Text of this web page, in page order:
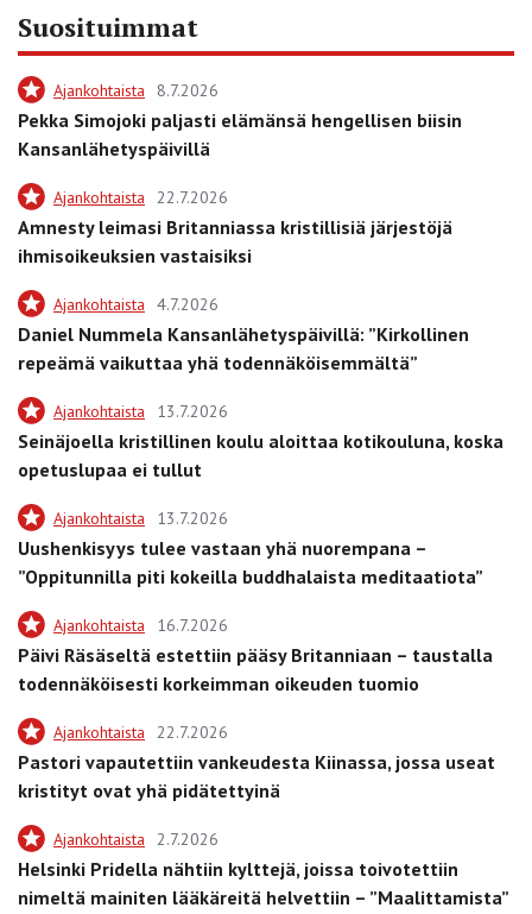
Suosituimmat
Ajankohtaista 8.7.2026
Pekka Simojoki paljasti elämänsä hengellisen biisin
Kansanlähetyspäivillä
Ajankohtaista 22.7.2026
Amnesty leimasi Britanniassa kristillisiä järjestöjä
ihmisoikeuksien vastaisiksi
Ajankohtaista 4.7.2026
Daniel Nummela Kansanlähetyspäivillä: ”Kirkollinen
repeämä vaikuttaa yhä todennäköisemmältä”
Ajankohtaista 13.7.2026
Seinäjoella kristillinen koulu aloittaa kotikouluna, koska
opetuslupaa ei tullut
Ajankohtaista 13.7.2026
Uushenkisyys tulee vastaan yhä nuorempana –
”Oppitunnilla piti kokeilla buddhalaista meditaatiota”
Ajankohtaista 16.7.2026
Päivi Räsäseltä estettiin pääsy Britanniaan – taustalla
todennäköisesti korkeimman oikeuden tuomio
Ajankohtaista 22.7.2026
Pastori vapautettiin vankeudesta Kiinassa, jossa useat
kristityt ovat yhä pidätettyinä
Ajankohtaista 2.7.2026
Helsinki Pridella nähtiin kylttejä, joissa toivotettiin
nimeltä mainiten lääkäreitä helvettiin – ”Maalittamista”